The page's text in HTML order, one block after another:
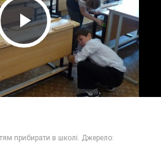
Play Video